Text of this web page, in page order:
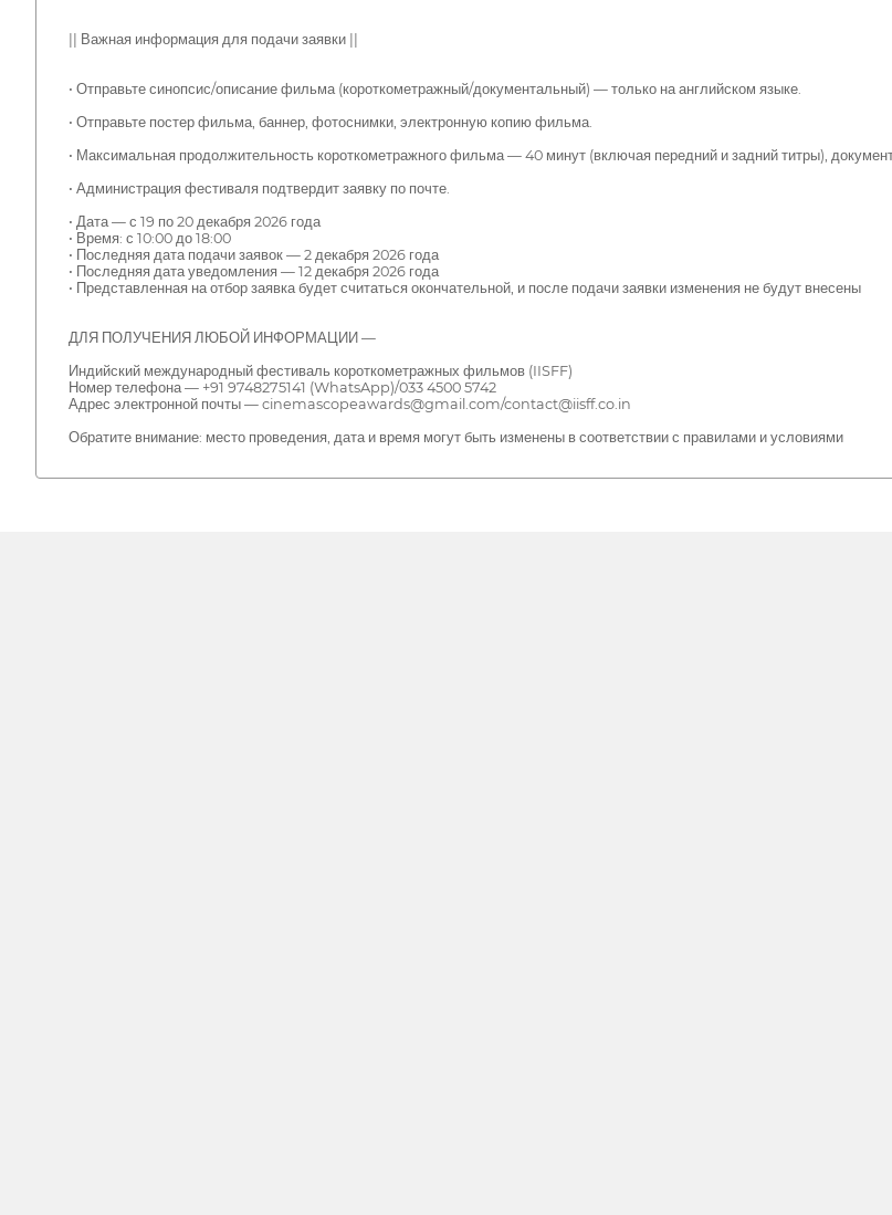
|| Важная информация для подачи заявки ||
• Отправьте синопсис/описание фильма (короткометражный/документальный) — только на английском языке.
• Отправьте постер фильма, баннер, фотоснимки, электронную копию фильма.
• Максимальная продолжительность короткометражного фильма — 40 минут (включая передний и задний титры),
• Администрация фестиваля подтвердит заявку по почте.
• Дата — с 19 по 20 декабря 2026 года
• Время: с 10:00 до 18:00
• Последняя дата подачи заявок — 2 декабря 2026 года
• Последняя дата уведомления — 12 декабря 2026 года
• Представленная на отбор заявка будет считаться окончательной, и после подачи заявки изменения не будут внесены
ДЛЯ ПОЛУЧЕНИЯ ЛЮБОЙ ИНФОРМАЦИИ —
Индийский международный фестиваль короткометражных фильмов (IISFF)
Номер телефона — +91 9748275141 (WhatsApp)/033 4500 5742
Адрес электронной почты — cinemascopeawards@gmail.com/contact@iisff.co.in
Обратите внимание: место проведения, дата и время могут быть изменены в соответствии с правилами и условиями